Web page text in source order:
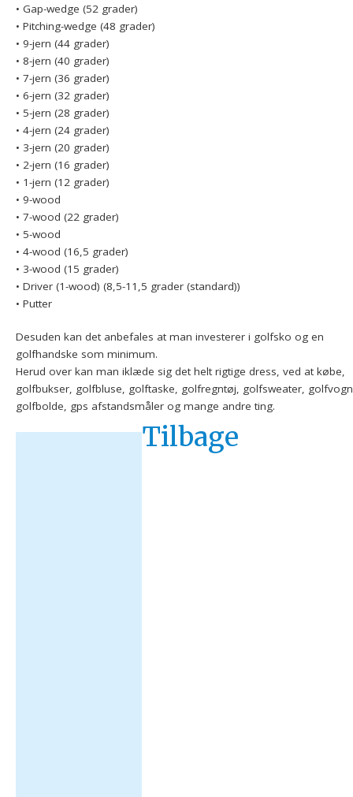
• Gap-wedge (52 grader)
• Pitching-wedge (48 grader)
• 9-jern (44 grader)
• 8-jern (40 grader)
• 7-jern (36 grader)
• 6-jern (32 grader)
• 5-jern (28 grader)
• 4-jern (24 grader)
• 3-jern (20 grader)
• 2-jern (16 grader)
• 1-jern (12 grader)
• 9-wood
• 7-wood (22 grader)
• 5-wood
• 4-wood (16,5 grader)
• 3-wood (15 grader)
• Driver (1-wood) (8,5-11,5 grader (standard))
• Putter
Desuden kan det anbefales at man investerer i golfsko og en
golfhandske som minimum.
Herud over kan man iklæde sig det helt rigtige dress, ved at købe,
golfbukser, golfbluse, golftaske, golfregntøj, golfsweater,
golfbolde, gps afstandsmåler og mange andre ting.
Tilbage